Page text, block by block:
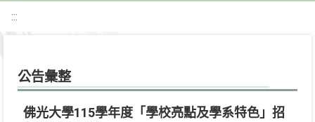
:::
公告彙整
佛光大學115學年度「學校亮點及學系特色」招